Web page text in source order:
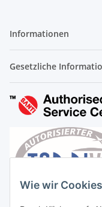
Informationen
Gesetzliche
Wie wir